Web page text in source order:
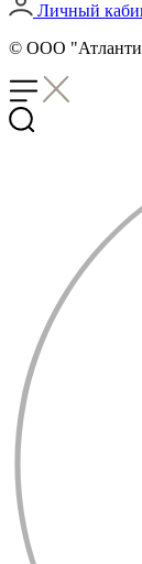
Личный
© ООО